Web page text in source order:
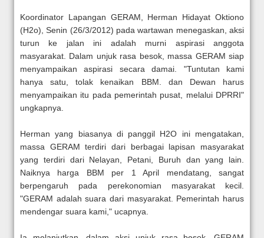
Koordinator Lapangan GERAM, Herman Hidayat Oktiono
(H2o), Senin (26/3/2012) pada wartawan menegaskan, aksi
turun ke jalan ini adalah murni aspirasi anggota
masyarakat. Dalam unjuk rasa besok, massa GERAM siap
menyampaikan aspirasi secara damai. "Tuntutan kami
hanya satu, tolak kenaikan BBM. dan Dewan harus
menyampaikan itu pada pemerintah pusat, melalui DPRRI"
ungkapnya.
Herman yang biasanya di panggil H2O ini mengatakan,
massa GERAM terdiri dari berbagai lapisan masyarakat
yang terdiri dari Nelayan, Petani, Buruh dan yang lain.
Naiknya harga BBM per 1 April mendatang, sangat
berpengaruh pada perekonomian masyarakat kecil.
"GERAM adalah suara dari masyarakat. Pemerintah harus
mendengar suara kami," ucapnya.